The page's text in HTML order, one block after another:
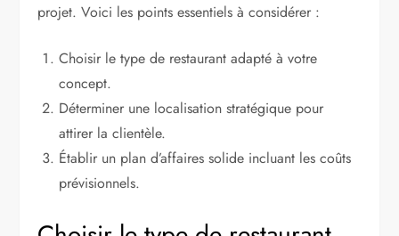
projet. Voici les points essentiels à considérer :
Choisir le type de restaurant adapté à votre
concept.
Déterminer une localisation stratégique pour
attirer la clientèle.
Établir un plan d’affaires solide incluant les coûts
prévisionnels.